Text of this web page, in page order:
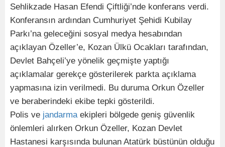
Sehlikzade Hasan Efendi Çiftliği’nde konferans verdi.
Konferansın ardından Cumhuriyet Şehidi Kubilay
Parkı’na geleceğini sosyal medya hesabından
açıklayan Özeller’e, Kozan Ülkü Ocakları tarafından,
Devlet Bahçeli’ye yönelik geçmişte yaptığı
açıklamalar gerekçe gösterilerek parkta açıklama
yapmasına izin verilmedi. Bu duruma Orkun Özeller
ve beraberindeki ekibe tepki gösterildi.
Polis ve jandarma ekipleri bölgede geniş güvenlik
önlemleri alırken Orkun Özeller, Kozan Devlet
Hastanesi karşısında bulunan Atatürk büstünün olduğu